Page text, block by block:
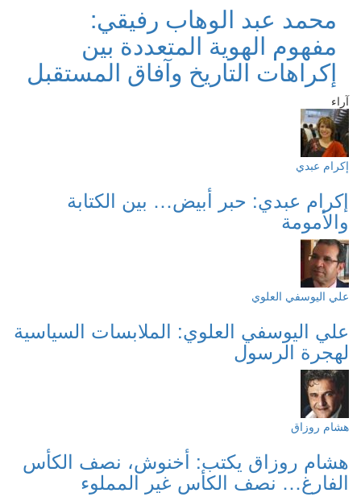
محمد عبد الوهاب رفيقي:
مفهوم الهوية المتعددة بين
إكراهات التاريخ وآفاق المستقبل
آراء
إكرام عبدي
إكرام عبدي: حبر أبيض… بين الكتابة
والأمومة
علي اليوسفي العلوي
علي اليوسفي العلوي: الملابسات السياسية
لهجرة الرسول
هشام روزاق
هشام روزاق يكتب: أخنوش، نصف الكأس
الفارغ… نصف الكأس غير المملوء